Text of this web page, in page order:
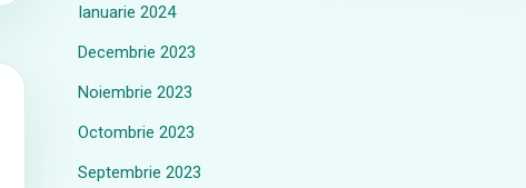
Ianuarie 2024
Decembrie 2023
Noiembrie 2023
Octombrie 2023
Septembrie 2023